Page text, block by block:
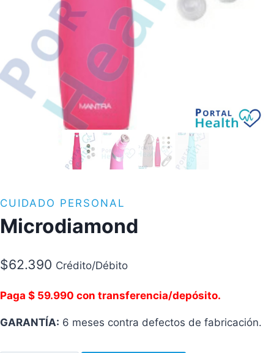
CUIDADO PERSONAL
Microdiamond
$62.390 Crédito/Débito
Paga $ 59.990 con transferencia/depósito.
GARANTÍA: 6 meses contra defectos de fabricación.